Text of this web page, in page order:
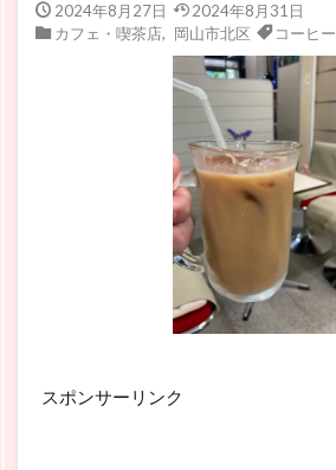
2024年8月27日
2024年8月31日
カフェ・喫茶店, 岡山市北区 コーヒー
スポンサーリンク